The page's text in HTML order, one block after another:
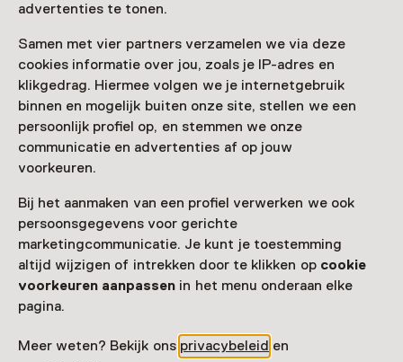
advertenties te tonen.
Samen met vier partners verzamelen we via deze
cookies informatie over jou, zoals je IP-adres en
klikgedrag. Hiermee volgen we je internetgebruik
binnen en mogelijk buiten onze site, stellen we een
persoonlijk profiel op, en stemmen we onze
communicatie en advertenties af op jouw
voorkeuren.
Bij het aanmaken van een profiel verwerken we ook
persoonsgegevens voor gerichte
marketingcommunicatie. Je kunt je toestemming
altijd wijzigen of intrekken door te klikken op cookie
voorkeuren aanpassen in het menu onderaan elke
pagina.
Meer weten? Bekijk ons privacybeleid en
Zien & doen in Stedelijk
Museum Breda
Vaste collectie
De Nassaus van Breda